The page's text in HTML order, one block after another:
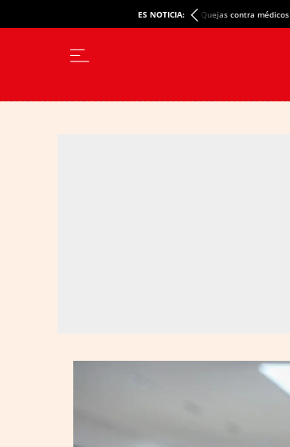
ES NOTICIA: Quejas contra médicos